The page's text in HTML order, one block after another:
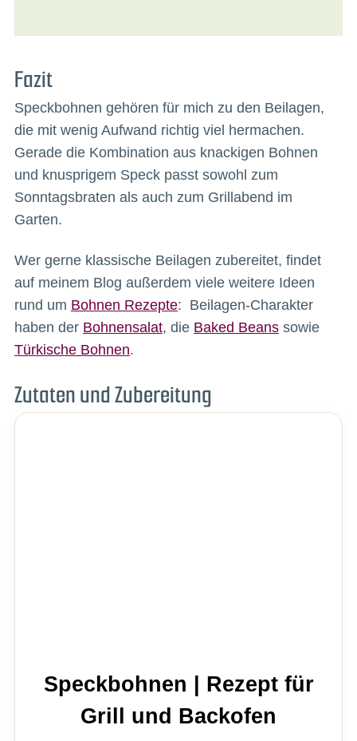
Fazit
Speckbohnen gehören für mich zu den Beilagen,
die mit wenig Aufwand richtig viel hermachen.
Gerade die Kombination aus knackigen Bohnen
und knusprigem Speck passt sowohl zum
Sonntagsbraten als auch zum Grillabend im
Garten.
Wer gerne klassische Beilagen zubereitet, findet
auf meinem Blog außerdem viele weitere Ideen
rund um Bohnen Rezepte: Beilagen-Charakter
haben der Bohnensalat, die Baked Beanssowie
Türkische Bohnen.
Zutaten und Zubereitung
Speckbohnen | Rezept für
Grill und Backofen